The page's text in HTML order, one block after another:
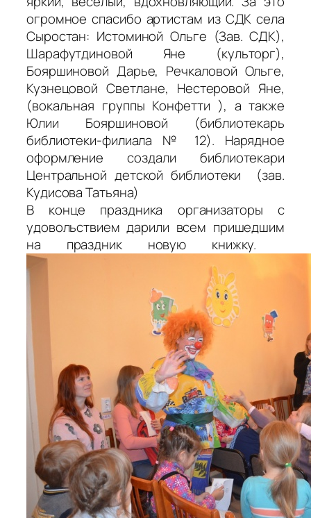
огромное спасибо артистам из СДК села
Сыростан: Истоминой Ольге (Зав. СДК),
Шарафутдиновой Яне (культорг),
Бояршиновой Дарье, Речкаловой Ольге,
Кузнецовой Светлане, Нестеровой Яне,
(вокальная группы Конфетти ), а также
Юлии Бояршиновой (библиотекарь
библиотеки-филиала № 12). Нарядное
оформление создали библиотекари
Центральной детской библиотеки (зав.
Кудисова Татьяна)
В конце праздника организаторы с
удовольствием дарили всем пришедшим
на праздник новую книжку.